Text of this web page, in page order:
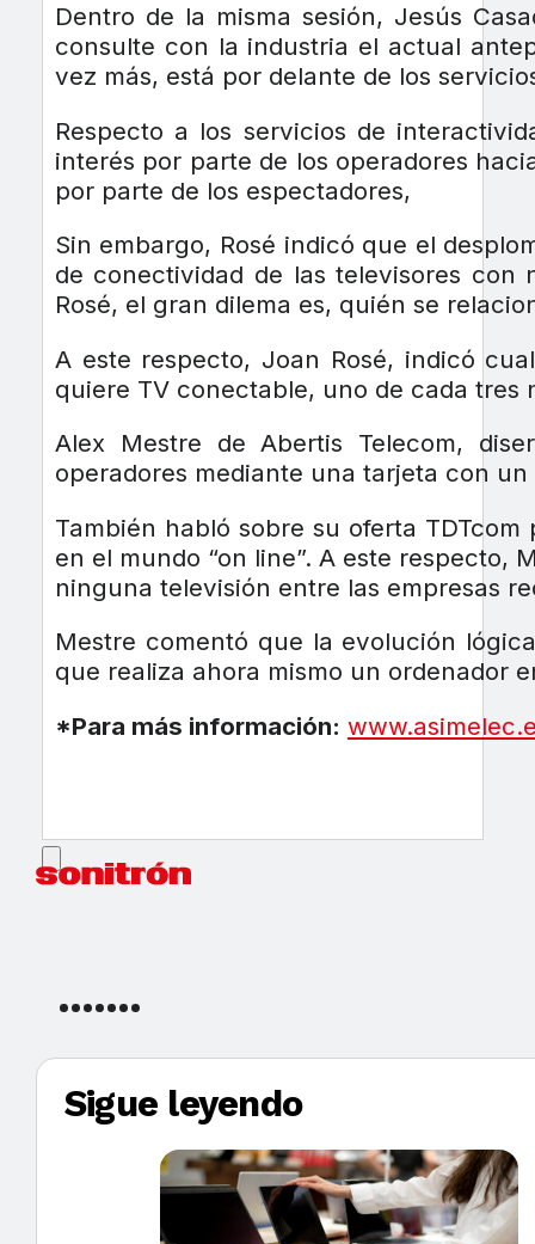
Dentro de la misma sesión, Jesús
consulte con la industria el actual
vez más, está por delante de los
Respecto a los servicios de
interés por parte de los operadores
por parte de los espectadores,
Sin embargo, Rosé indicó que el
de conectividad de las televisores
Rosé, el gran dilema es, quién se
A este respecto, Joan Rosé, indicó
quiere TV conectable, uno de cada
Alex Mestre de Abertis Telecom,
operadores mediante una tarjeta con
También habló sobre su oferta
en el mundo “on line”. A este
ninguna televisión entre las empresas
Mestre comentó que la evolución
que realiza ahora mismo un ordenador
*Para más información:
Sigue leyendo